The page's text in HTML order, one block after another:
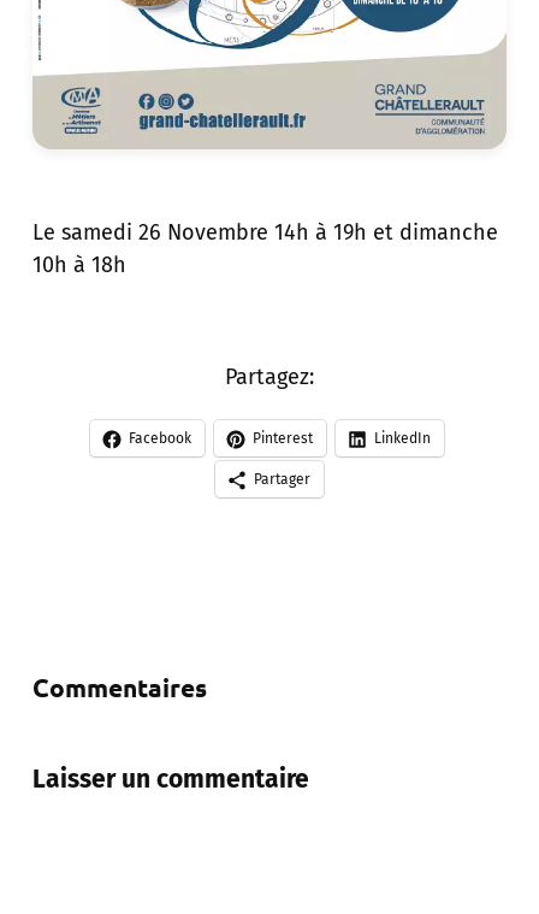
Le samedi 26 Novembre 14h à 19h et dimanche
10h à 18h
Partagez:
Facebook Pinterest LinkedIn
Partager
Commentaires
Laisser un commentaire